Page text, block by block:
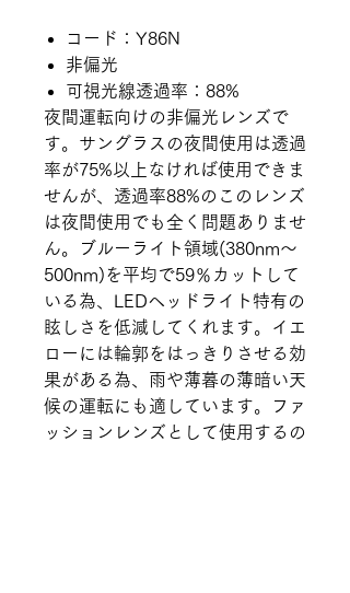
コード：Y86N
非偏光
可視光線透過率：88%
夜間運転向けの非偏光レンズで
す。サングラスの夜間使用は透過
率が75%以上なければ使用できま
せんが、透過率88%のこのレンズ
は夜間使用でも全く問題ありませ
ん。ブルーライト領域(380nm～
500nm)を平均で59％カットして
いる為、LEDヘッドライト特有の
眩しさを低減してくれます。イエ
ローには輪郭をはっきりさせる効
果がある為、雨や薄暮の薄暗い天
候の運転にも適しています。ファ
ッションレンズとして使用するの